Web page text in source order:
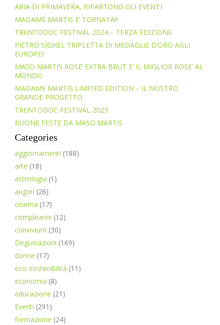
ARIA DI PRIMAVERA, RIPARTONO GLI EVENTI
MADAME MARTIS E’ TORNATA!!
TRENTODOC FESTIVAL 2024 – TERZA EDIZIONE
PIETRO SIGHEL TRIPLETTA DI MEDAGLIE D’ORO AGLI
EUROPEI
MASO MARTIS ROSE’ EXTRA BRUT E’ IL MIGLIOR ROSE’ AL
MONDO
MADAME MARTIS LIMITED EDITION – IL NOSTRO
GRANDE PROGETTO
TRENTODOC FESTIVAL 2023
BUONE FESTE DA MASO MARTIS
Categories
aggiornamenti (188)
arte (18)
astrologia (1)
auguri (26)
cinema (17)
compleanni (12)
convivium (30)
Degustazioni (169)
donne (17)
eco-sostenibilità (11)
economia (8)
educazione (21)
Eventi (291)
formazione (24)